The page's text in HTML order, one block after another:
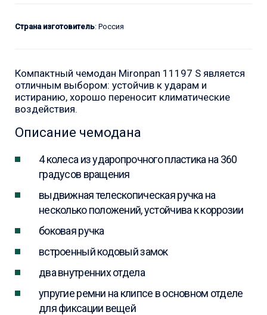
Страна изготовитель: Россия
Компактный чемодан Mironpan 11197 S является
отличным выбором: устойчив к ударам и
истиранию, хорошо переносит климатические
воздействия.
Описание чемодана
4 колеса из ударопрочного пластика на 360
градусов вращения
выдвижная телескопическая ручка на
несколько положений, устойчива к коррозии
боковая ручка
встроенный кодовый замок
два внутренних отдела
упругие ремни на клипсе в основном отделе
для фиксации вещей